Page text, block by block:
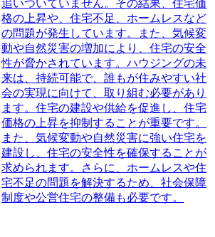
追いついていません。その結果、住宅価
格の上昇や、住宅不足、ホームレスなど
の問題が発生しています。また、気候変
動や自然災害の増加により、住宅の安全
性が脅かされています。ハウジングの未
来は、持続可能で、誰もが住みやすい社
会の実現に向けて、取り組む必要があり
ます。住宅の建設や供給を促進し、住宅
価格の上昇を抑制することが重要です。
また、気候変動や自然災害に強い住宅を
建設し、住宅の安全性を確保することが
求められます。さらに、ホームレスや住
宅不足の問題を解決するため、社会保障
制度や公営住宅の整備も必要です。